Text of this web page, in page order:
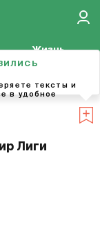
Жизнь
Лиги
тексты и
в удобное